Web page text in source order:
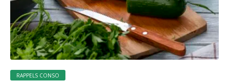
RAPPELS CONSO